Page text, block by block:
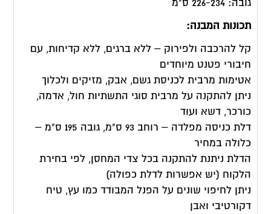
גובה: 226-234 ס"מ
תכונות המבנה:
קל להרכבה ולפירוק – ללא ברגים, ללא קדיחות, עם
חיבורי פטנט מיוחדים
אטימות מרבית לכניסת גשם, אבק, מזיקים ולכלוך
ניתן להתקנה על מרבית סוגי התשתיות חול, אדמה,
כורכר, דשא ועוד
דלת כניסה מפלדה – רוחב 93 ס"מ, גובה 195 ס"מ –
כלולה במחיר
הדלת ניתנת להתקנה בכל צדי המחסן, לפי בחירת
הלקוח (יש אפשרות לדלת כפולה)
ניתן לחיפוי שונים על הפנל המבודד כמו עץ, טיח
דקורטיבי ואבן